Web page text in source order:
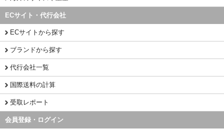
ECサイト・代行会社
ECサイトから探す
ブランドから探す
代行会社一覧
国際送料の計算
受取レポート
会員登録・ログイン